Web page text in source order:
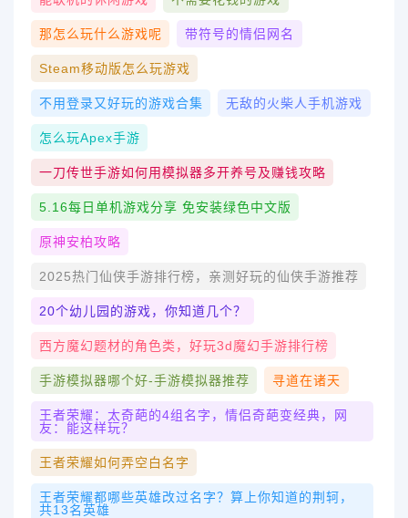
那怎么玩什么游戏呢 带符号的情侣网名
Steam移动版怎么玩游戏
不用登录又好玩的游戏合集 无敌的火柴人手机游戏
怎么玩apex手游
一刀传世手游如何用模拟器多开养号及赚钱攻略
5.16每日单机游戏分享 免安装绿色中文版
原神安柏攻略
2025热门仙侠手游排行榜，亲测好玩的仙侠手游推荐
20个幼儿园的游戏，你知道几个？
西方魔幻题材的角色类，好玩3d魔幻手游排行榜
手游模拟器哪个好-手游模拟器推荐 寻道在诸天
王者荣耀：太奇葩的4组名字，情侣奇葩变经典，网
友：能这样玩？
王者荣耀如何弄空白名字
王者荣耀都哪些英雄改过名字？算上你知道的荆轲，
共13名英雄